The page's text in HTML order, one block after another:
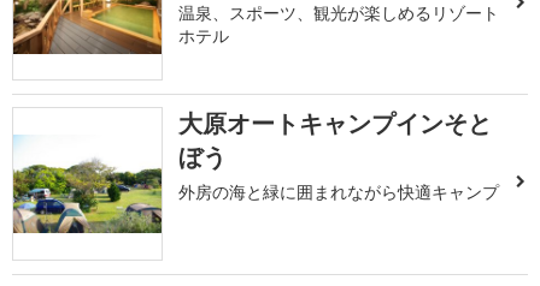
温泉、スポーツ、観光が楽しめるリゾート
ホテル
大原オートキャンプインそと
ぼう
外房の海と緑に囲まれながら快適キャンプ